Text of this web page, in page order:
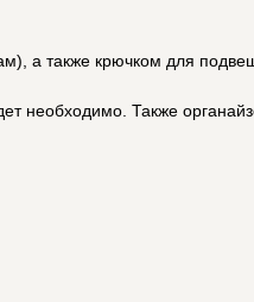
а также крючком для
необходимо. Также